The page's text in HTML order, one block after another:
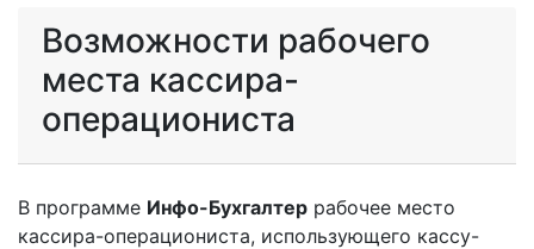
Возможности рабочего
места кассира-
операциониста
В программе Инфо-Бухгалтер рабочее место
кассира-операциониста, использующего кассу-